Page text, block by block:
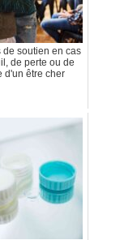
de soutien en cas
de perte ou de
d'un être cher